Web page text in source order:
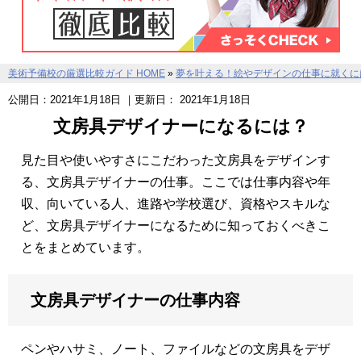
美術予備校の厳選比較ガイド HOME » 夢を叶える！絵やデザインの仕事に就く
公開日： 2021年1月18日 ｜更新日： 2021年1月18日
文房具デザイナーになるには？
見た目や使いやすさにこだわった文房具をデザインす
る、文房具デザイナーの仕事。ここでは仕事内容や年
収、向いている人、進路や学校選び、資格やスキルな
ど、文房具デザイナーになるために知っておくべきこ
とをまとめています。
文房具デザイナーの仕事内容
ペンやハサミ、ノート、ファイルなどの文房具をデザ